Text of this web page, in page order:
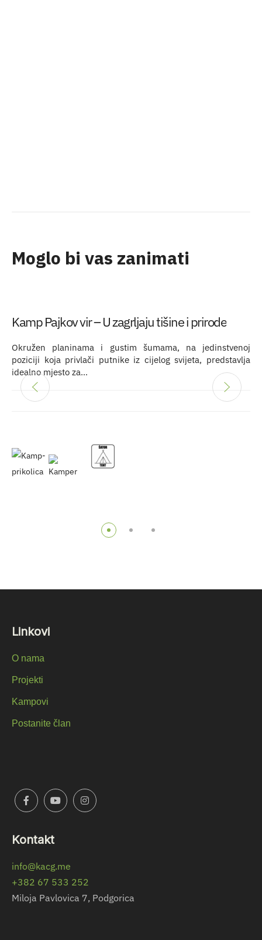
Moglo bi vas zanimati
Kamp Pajkov vir – U zagrljaju tišine i prirode
Okružen planinama i gustim šumama, na jedinstvenoj
poziciji koja privlači putnike iz cijelog svijeta, predstavlja
idealno mjesto za…
Linkovi
O nama
Projekti
Kampovi
Postanite član
Kontakt
info@kacg.me
+382 67 533 252
Miloja Pavlovica 7, Podgorica